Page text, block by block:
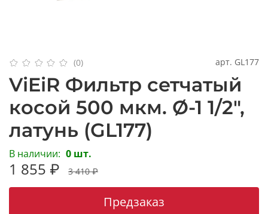
(0) арт. GL177
ViEiR Фильтр сетчатый
косой 500 мкм. Ø-1 1/2",
латунь (GL177)
В наличии: 0 шт.
1 855 ₽ 3 410 ₽
Предзаказ